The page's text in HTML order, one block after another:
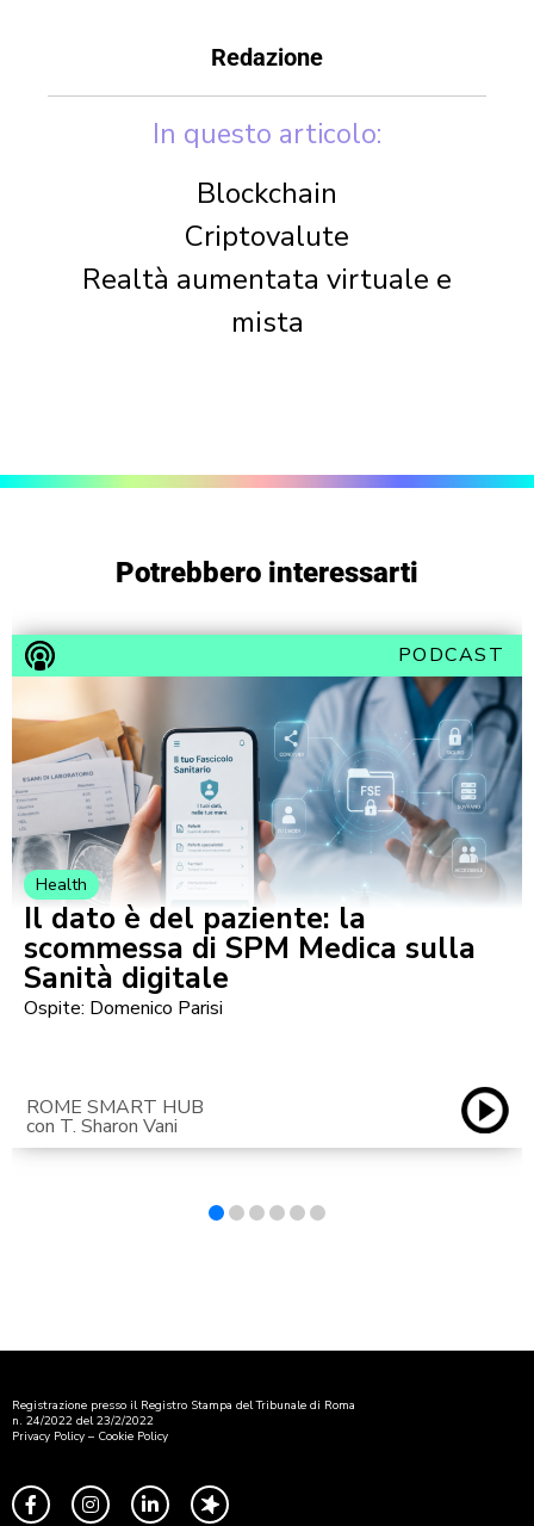
Redazione
In questo articolo:
Blockchain
Criptovalute
Realtà aumentata virtuale e
mista
Potrebbero interessarti
PODCAST
Health
Il dato è del paziente: la
scommessa di SPM Medica sulla
Sanità digitale
Ospite: Domenico Parisi
ROME SMART HUB
con T. Sharon Vani
Registrazione presso il Registro Stampa del Tribunale di Roma
n. 24/2022 del 23/2/2022
Privacy Policy – Cookie Policy